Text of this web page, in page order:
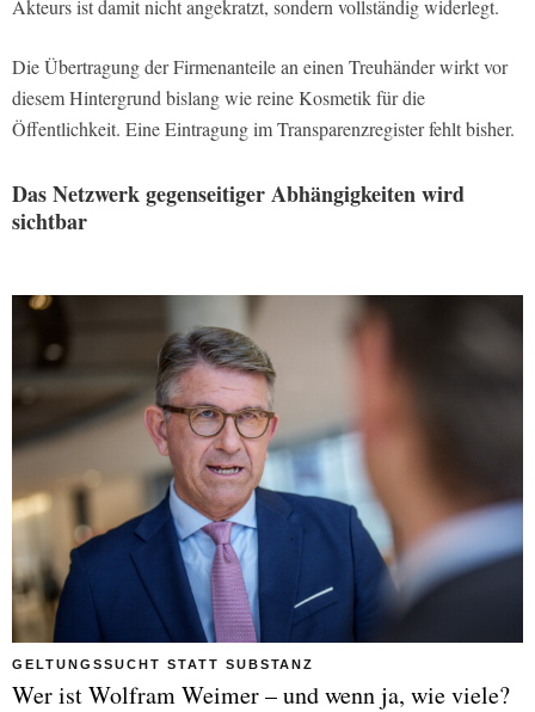
Akteurs ist damit nicht angekratzt, sondern vollständig widerlegt.
Die Übertragung der Firmenanteile an einen Treuhänder wirkt vor
diesem Hintergrund bislang wie reine Kosmetik für die
Öffentlichkeit. Eine Eintragung im Transparenzregister fehlt bisher.
Das Netzwerk gegenseitiger Abhängigkeiten wird
sichtbar
GELTUNGSSUCHT STATT SUBSTANZ
Wer ist Wolfram Weimer – und wenn ja, wie viele?